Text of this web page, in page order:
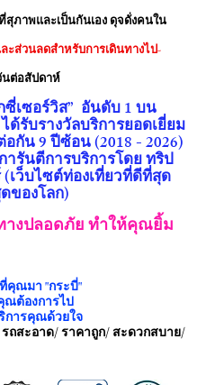
สุภาพและเป็นกันเอง ดุจดั่งคนใน
ะส่วนลดสำหรับการเดินทางไป-
นต่อสัปดาห์
ซี่เซอร์วิส” อันดับ 1 บน
ด้รับรางวัลบริการยอดเยี่ยม
อกัน 9 ปีซ้อน(2018 - 2026)
ารันตีการบริการโดย ทริป
เว็บไซต์ท่องเที่ยวที่ดีที่สุด
ของโลก)
างปลอดภัย ทำให้คุณยิ้ม
คุณมา "กระบี่"
ณต้องการไป
การคุณด้วยใจ
รถสะอาด/ ราคาถูก/ สะดวกสบาย/